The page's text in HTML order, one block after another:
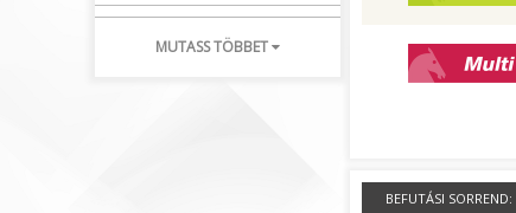
Les Sables 2:52 óra
7. Futam | Síkverseny
MUTASS TÖBBET Multi
BEFUTÁSI SORREND: